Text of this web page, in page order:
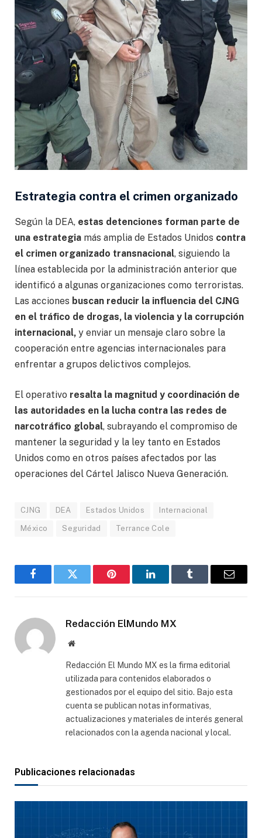
Estrategia contra el crimen organizado
Según la DEA, estas detenciones forman parte de
una estrategia más amplia de Estados Unidos contra
el crimen organizado transnacional, siguiendo la
línea establecida por la administración anterior que
identificó a algunas organizaciones como terroristas.
Las acciones buscan reducir la influencia del CJNG
en el tráfico de drogas, la violencia y la corrupción
internacional, y enviar un mensaje claro sobre la
cooperación entre agencias internacionales para
enfrentar a grupos delictivos complejos.
El operativo resalta la magnitud y coordinación de
las autoridades en la lucha contra las redes de
narcotráfico global, subrayando el compromiso de
mantener la seguridad y la ley tanto en Estados
Unidos como en otros países afectados por las
operaciones del Cártel Jalisco Nueva Generación.
CJNG DEA Estados Unidos Internacional
México Seguridad Terrance Cole
FacebookGorjeo Pinterest LinkedInTumblr
Correo
Redacción ElMundo MX
Sitio
Redacción El Mundo MX es la firma editorial
utilizada para contenidos elaborados o
gestionados por el equipo del sitio. Bajo esta
cuenta se publican notas informativas,
actualizaciones y materiales de interés general
relacionados con la agenda nacional y local.
Publicaciones relacionadas